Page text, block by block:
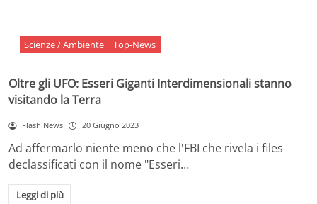
Scienze / Ambiente Top-News
Oltre gli UFO: Esseri Giganti Interdimensionali stanno
visitando la Terra
Flash News 20 Giugno 2023
Ad affermarlo niente meno che l'FBI che rivela i files
declassificati con il nome "Esseri…
Leggi di più